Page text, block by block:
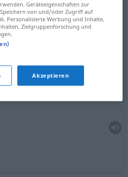
Geräteeigenschaften zur
von und/oder Zugriff auf
Personalisierte Werbung und Inhalte,
Zielgruppenforschung und
Akzeptieren